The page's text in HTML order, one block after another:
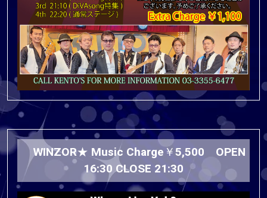
WINZOR★ Music Charge￥5,500 OPEN
16:30 CLOSE 21:30